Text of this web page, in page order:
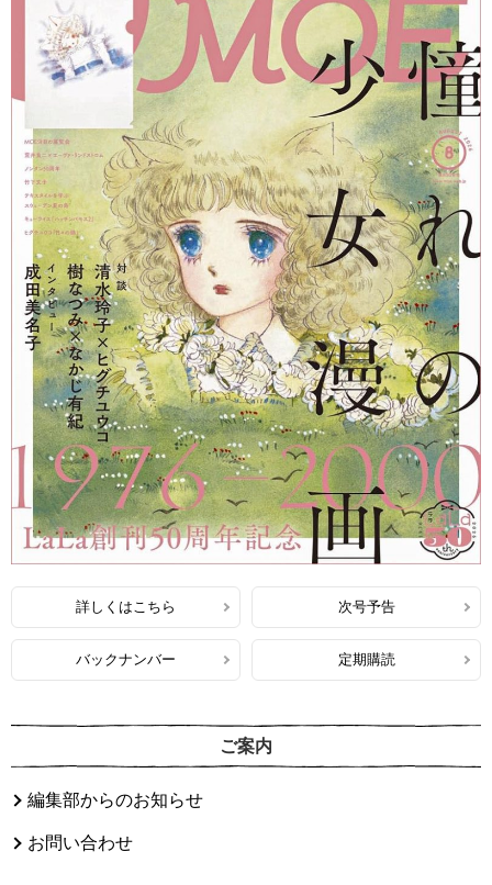
詳しくはこちら 次号予告
バックナンバー 定期購読
ご案内
編集部からのお知らせ
お問い合わせ